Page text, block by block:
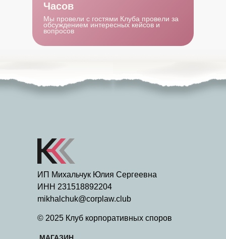
Мы провели с гостями Клуба провели за
обсуждением интересных кейсов и
вопросов
Часов
© 2025 Клуб корпоративных споров
МАГАЗИН
ИП Михальчук Юлия Сергеевна
ИНН 231518892204
mikhalchuk@corplaw.club